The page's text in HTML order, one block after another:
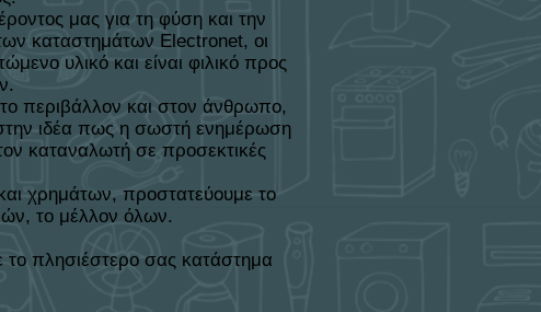
μας για τη φύση και την
καταστημάτων Electronet, οι
υλικό και είναι φιλικό προς
περιβάλλον και στον άνθρωπο,
ιδέα πως η σωστή ενημέρωση
καταναλωτή σε προσεκτικές
χρημάτων, προστατεύουμε το
το μέλλον όλων.
το πλησιέστερο σας κατάστημα